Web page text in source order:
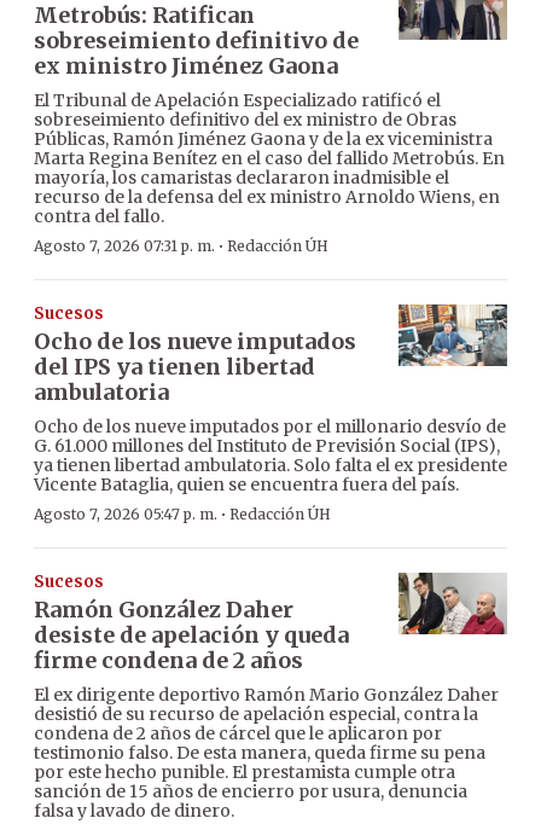
Metrobús: Ratifican
sobreseimiento definitivo de
ex ministro Jiménez Gaona
El Tribunal de Apelación Especializado ratificó el
sobreseimiento definitivo del ex ministro de Obras
Públicas, Ramón Jiménez Gaona y de la ex viceministra
Marta Regina Benítez en el caso del fallido Metrobús. En
mayoría, los camaristas declararon inadmisible el
recurso de la defensa del ex ministro Arnoldo Wiens, en
contra del fallo.
Agosto 7, 2026 07:31 p. m. · Redacción ÚH
Sucesos
Ocho de los nueve imputados
del IPS ya tienen libertad
ambulatoria
Ocho de los nueve imputados por el millonario desvío de
G. 61.000 millones del Instituto de Previsión Social (IPS),
ya tienen libertad ambulatoria. Solo falta el ex presidente
Vicente Bataglia, quien se encuentra fuera del país.
Agosto 7, 2026 05:47 p. m. · Redacción ÚH
Sucesos
Ramón González Daher
desiste de apelación y queda
firme condena de 2 años
El ex dirigente deportivo Ramón Mario González Daher
desistió de su recurso de apelación especial, contra la
condena de 2 años de cárcel que le aplicaron por
testimonio falso. De esta manera, queda firme su pena
por este hecho punible. El prestamista cumple otra
sanción de 15 años de encierro por usura, denuncia
falsa y lavado de dinero.